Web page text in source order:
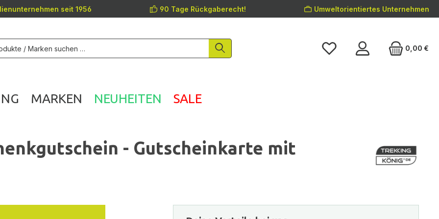
seit 1956 90 Tage Rückgaberecht! Umweltorientiertes Unternehmen
0,00 €
MARKEN NEUHEITEN SALE
- Gutscheinkarte mit